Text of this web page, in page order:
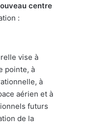
centre
:
vise à
pointe, à
à
aérien et à
futurs
de la